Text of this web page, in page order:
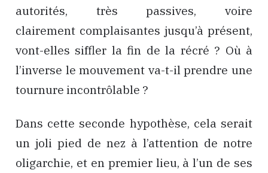
autorités, très passives, voire
clairement complaisantes jusqu’à présent,
vont-elles siffler la fin de la récré ? Où à
l’inverse le mouvement va-t-il prendre une
tournure incontrôlable ?
Dans cette seconde hypothèse, cela serait
un joli pied de nez à l’attention de notre
oligarchie, et en premier lieu, à l’un de ses